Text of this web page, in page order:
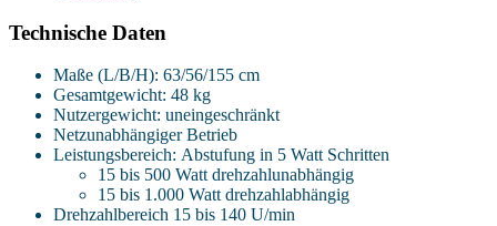
Technische Daten
Maße (L/B/H): 63/56/155 cm
Gesamtgewicht: 48 kg
Nutzergewicht: uneingeschränkt
Netzunabhängiger Betrieb
Leistungsbereich: Abstufung in 5 Watt Schritten
15 bis 500 Watt drehzahlunabhängig
15 bis 1.000 Watt drehzahlabhängig
Drehzahlbereich 15 bis 140 U/min